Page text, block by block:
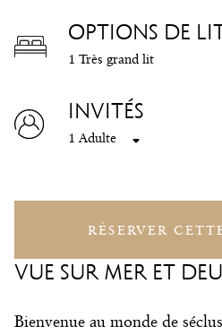
OPTIONS DE
1 Très grand lit
INVITÉS
1 Adulte
RÉSERVER
VUE SUR MER ET
Bienvenue au monde de